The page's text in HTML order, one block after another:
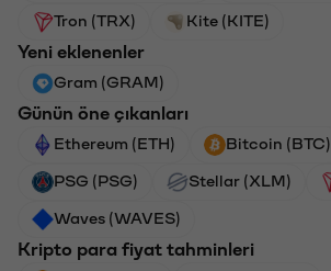
Tron (TRX) Kite (KITE)
Yeni eklenenler
Gram (GRAM)
Günün öne çıkanları
Ethereum (ETH) Bitcoin (BTC)
PSG (PSG) Stellar (XLM)
Waves (WAVES)
Kripto para fiyat tahminleri